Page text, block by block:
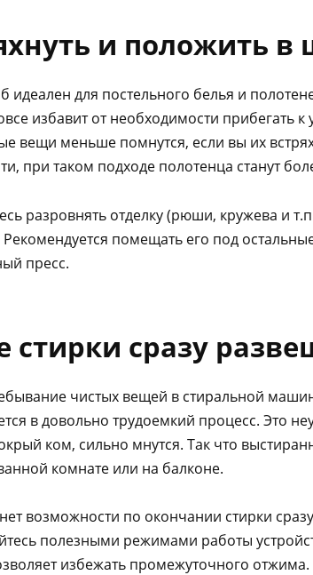
и положить в
идеален для постельного белья и
избавит от необходимости прибегать
вещи меньше помнутся, если вы их
при таком подходе полотенца станут
разровнять отделку (рюши, кружева и
Рекомендуется помещать его под
пресс.
стирки сразу
чистых вещей в стиральной
в довольно трудоемкий процесс. Это
ком, сильно мнутся. Так что
комнате или на балконе.
возможности по окончании стирки
полезными режимами работы
избежать промежуточного отжима.